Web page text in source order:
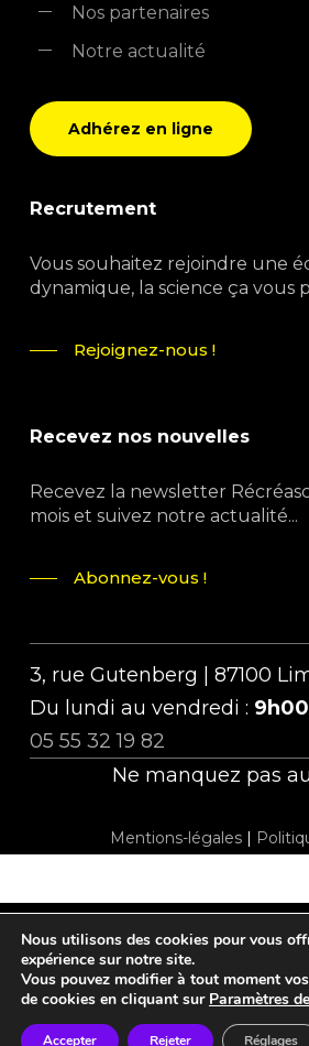
Nos partenaires
Notre actualité
Adhérez en ligne
Recrutement
Vous souhaitez rejoindre une
dynamique, la science ça vous
Rejoignez-nous !
Recevez nos nouvelles
Recevez la newsletter
mois et suivez notre actualité...
Abonnez-vous !
3, rue Gutenberg | 87100
Du lundi au vendredi :
05 55 32 19 82
Ne manquez pas
Mentions-légales |
twitter facebook linkedin
Nous utilisons des cookies pour vous
expérience sur notre site.
Vous pouvez modifier à tout moment
de cookies en cliquant sur Paramètres
Accepter Rejeter Réglages